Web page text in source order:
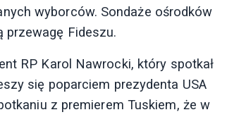
wyborców. Sondaże ośrodków
Fideszu.
RP Karol Nawrocki, który spotkał
się poparciem prezydenta USA
z premierem Tuskiem, że w